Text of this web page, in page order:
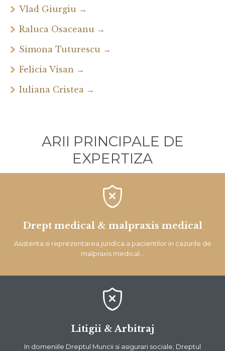
Vlad Giurgiu →
Raluca Osaceanu →
Simona Tuturescu →
Felicia Visan →
Iuliana Cristea →
ARII PRINCIPALE DE
EXPERTIZA

Drept medical & malpraxis medical
Asistenta si reprezentarea juridica a pacientilor in cazurile de
malpraxis medical…

Litigii & Arbitraj
In domeniile Dreptul Muncii si asigurari sociale; Dreptul